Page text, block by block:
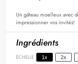
Un gâteau moelleux avec
impressionner vos invités!
Ingrédients
ÉCHELLE 1x 2x